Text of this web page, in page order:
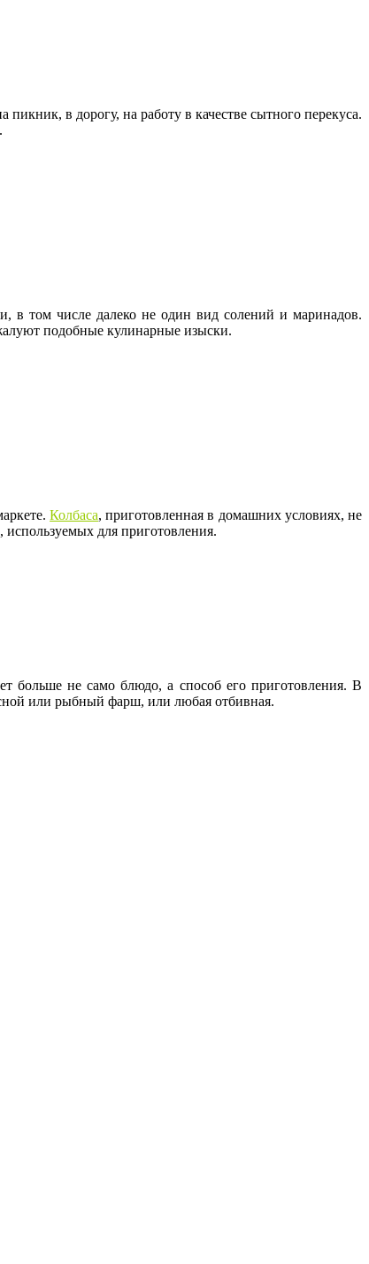
в дорогу, на работу в качестве сытного перекуса.
в том числе далеко не один вид солений и маринадов.
подобные кулинарные изыски.
Колбаса, приготовленная в домашних условиях, не
для приготовления.
больше не само блюдо, а способ его приготовления. В
или рыбный фарш, или любая отбивная.